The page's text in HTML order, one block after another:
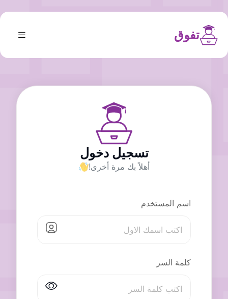
تفوق
تسجيل دخول
أهلاً بك مرة أخرى!
اسم المستخدم
كلمة السر